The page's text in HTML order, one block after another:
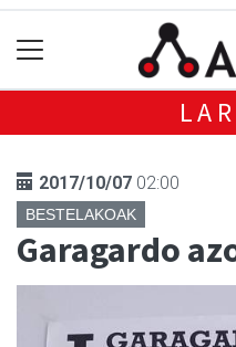
2017/10/07 02:00
BESTELAKOAK
Garagardo